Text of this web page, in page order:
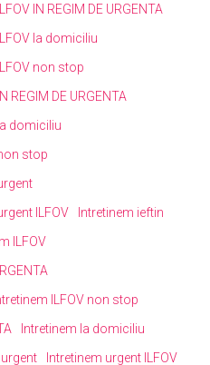
IN REGIM DE URGENTA
la domiciliu
non stop
DE URGENTA
domiciliu
stop
ILFOV
Intretinem ieftin
ILFOV
ILFOV non stop
Intretinem la domiciliu
Intretinem urgent ILFOV